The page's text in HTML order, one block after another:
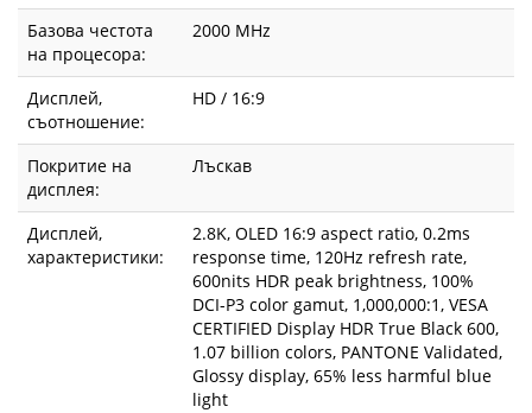
Базова честота
на процесора:
2000 MHz
Дисплей,
съотношение:
HD / 16:9
Покритие на
дисплея:
Лъскав
Дисплей,
характеристики:
2.8K, OLED 16:9 aspect ratio, 0.2ms
response time, 120Hz refresh rate,
600nits HDR peak brightness, 100%
DCI-P3 color gamut, 1,000,000:1, VESA
CERTIFIED Display HDR True Black 600,
1.07 billion colors, PANTONE Validated,
Glossy display, 65% less harmful blue
light